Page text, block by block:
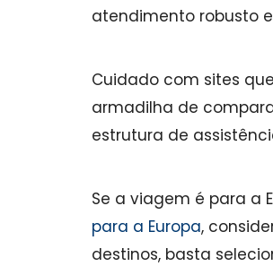
atendimento robusto
Cuidado com sites
armadilha de
estrutura de
Se a viagem é para a
para a Europa,
destinos, basta